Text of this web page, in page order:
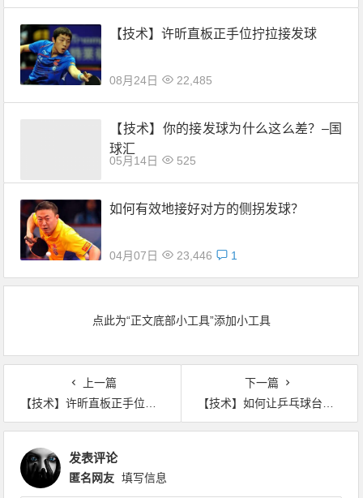
【技术】许昕直板正手位拧拉接发球
08月24日 22,485
【技术】你的接发球为什么这么差？–国
球汇
05月14日 525
如何有效地接好对方的侧拐发球？
04月07日 23,446 1
点此为“正文底部小工具”添加小工具
上一篇
【技术】许昕直板正手位拧拉接发球
下一篇
【技术】如何让乒乓球台内挑打更有威胁？by马凯旋
发表评论
匿名网友 填写信息